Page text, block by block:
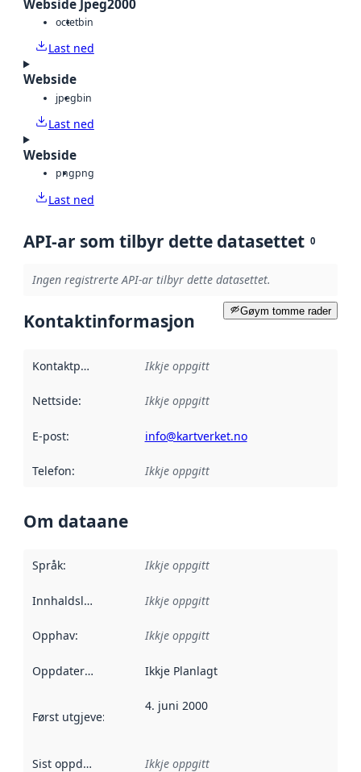
Webside Jpeg2000
octetbin
Last ned
Webside
jpegbin
Last ned
Webside
pngpng
Last ned
API-ar som tilbyr dette datasettet 0
Ingen registrerte API-ar tilbyr dette datasettet.
Gøym tomme rader
Kontaktinformasjon
Kontaktpunkt Ikkje oppgitt
Nettside: Ikkje oppgitt
E-post: info@kartverket.no
Telefon: Ikkje oppgitt
Om dataane
Språk: Ikkje oppgitt
Innhaldsleverandørar :
Ikkje oppgitt
Opphav: Ikkje oppgitt
Oppdateringsfrekvens :
Ikkje Planlagt
Først utgjeve: Denne datoen seier når dataa i dette
4. juni 2000
Sist oppdatert Ikkje oppgitt